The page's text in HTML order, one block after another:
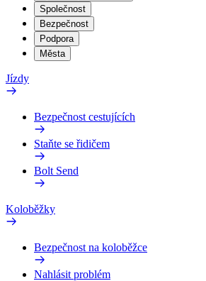
Společnost
Bezpečnost
Podpora
Města
Jízdy
Bezpečnost cestujících
Staňte se řidičem
Bolt Send
Koloběžky
Bezpečnost na koloběžce
Nahlásit problém